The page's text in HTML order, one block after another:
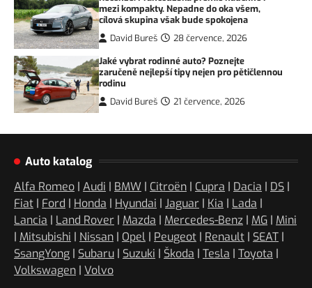
mezi kompakty. Nepadne do oka všem,
cílová skupina však bude spokojena
David Bureš
28 července, 2026
Jaké vybrat rodinné auto? Poznejte
zaručeně nejlepší tipy nejen pro pětičlennou
rodinu
David Bureš
21 července, 2026
Auto katalog
Alfa Romeo | Audi | BMW | Citroën | Cupra | Dacia | DS |
Fiat | Ford | Honda | Hyundai | Jaguar | Kia | Lada |
Lancia | Land Rover | Mazda | Mercedes-Benz | MG | Mini
| Mitsubishi | Nissan | Opel | Peugeot | Renault | SEAT |
SsangYong | Subaru | Suzuki | Škoda | Tesla | Toyota |
Volkswagen | Volvo